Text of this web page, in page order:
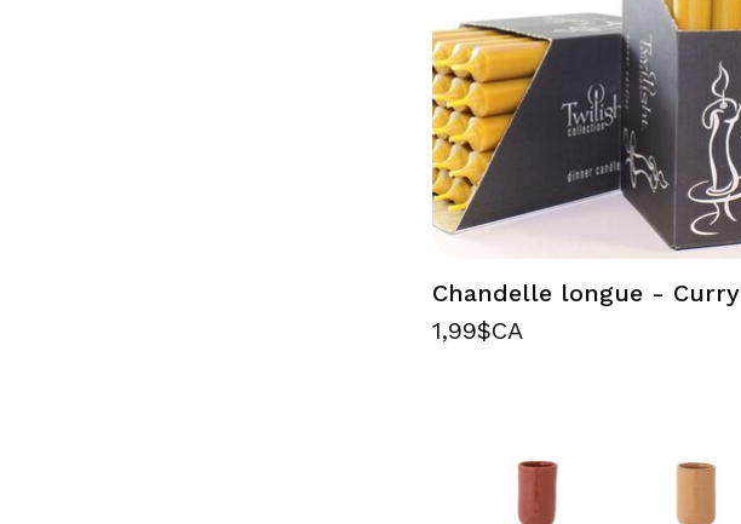
Chandelle longue - Curry
1,99$CA